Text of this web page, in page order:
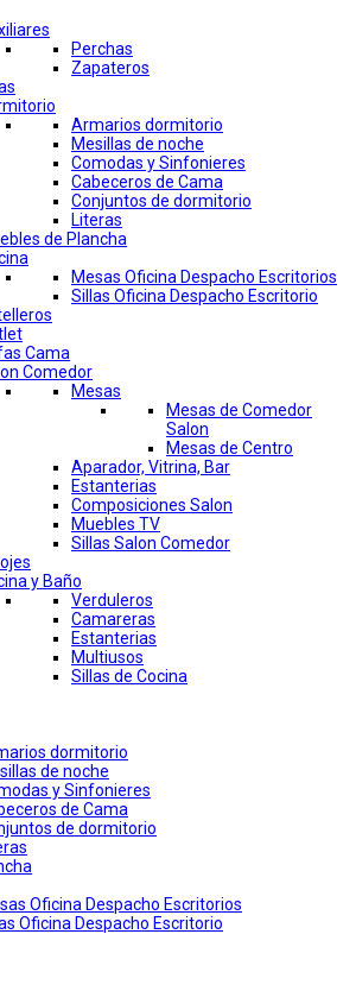
Perchas
Zapateros
Armarios dormitorio
Mesillas de noche
Comodas y Sinfonieres
Cabeceros de Cama
Conjuntos de dormitorio
Literas
de Plancha
Mesas Oficina Despacho Escritorios
Sillas Oficina Despacho Escritorio
Cama
Comedor
Mesas
Mesas de Comedor
Salon
Mesas de Centro
Aparador, Vitrina, Bar
Estanterias
Composiciones Salon
Muebles TV
Sillas Salon Comedor
y Baño
Verduleros
Camareras
Estanterias
Multiusos
Sillas de Cocina
dormitorio
de noche
y Sinfonieres
de Cama
de dormitorio
Oficina Despacho Escritorios
Oficina Despacho Escritorio